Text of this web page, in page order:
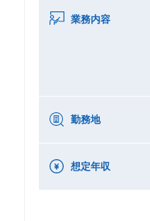
業務内容
勤務地
想定年収